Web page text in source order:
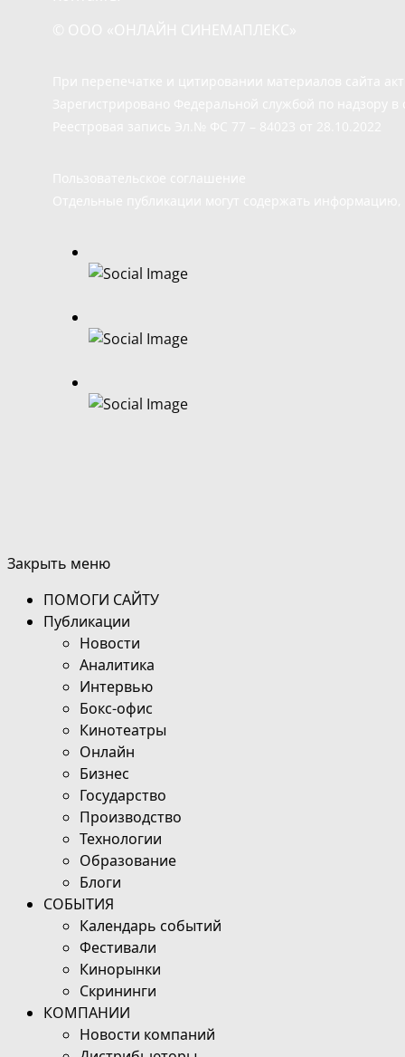
Закрыть меню
ПОМОГИ САЙТУ
Публикации
Новости
Аналитика
Интервью
Бокс-офис
Кинотеатры
Онлайн
Бизнес
Государство
Производство
Технологии
Образование
Блоги
СОБЫТИЯ
Календарь событий
Фестивали
Кинорынки
Скрининги
КОМПАНИИ
Новости компаний